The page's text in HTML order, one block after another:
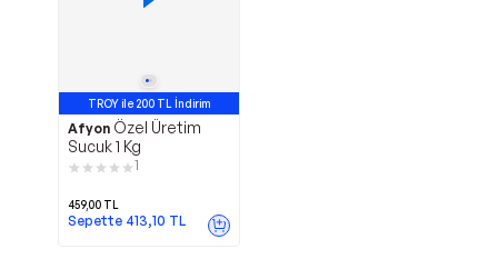
TROY ile 200 TL İndirim
Afyon Özel Üretim
Sucuk 1 Kg
1
459,00 TL
Sepette 413,10 TL